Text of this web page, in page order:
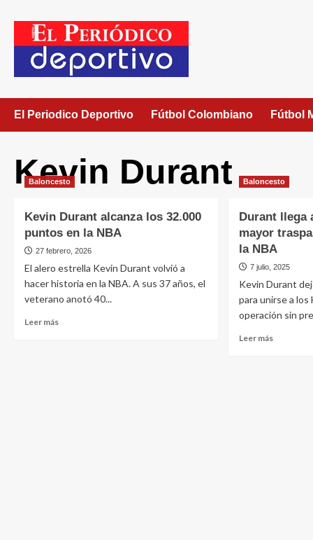
El Periodico Deportivo Fútbol Colombiano Fútbol
Kevin Durant
Baloncesto
Kevin Durant alcanza los 32.000
puntos en la NBA
27 febrero, 2026
El alero estrella Kevin Durant volvió a
hacer historia en la NBA. A sus 37 años, el
veterano anotó 40...
Leer más
Baloncesto
Durant llega
mayor
la NBA
7 julio, 2025
Kevin Durant
para unirse a
operación sin
Leer más